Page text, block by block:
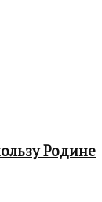
Родине